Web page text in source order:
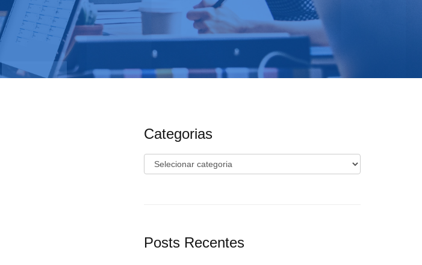
Categorias
Categorias
Posts Recentes